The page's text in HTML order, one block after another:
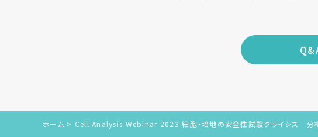
ホーム > Cell Analysis Webinar 2023 細胞・培地の安全性試験クライシス 分